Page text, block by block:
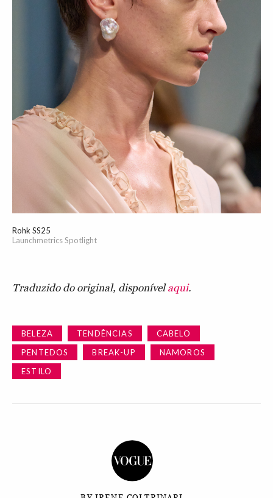
Rohk SS25
Launchmetrics Spotlight
Traduzido do original, disponívelaqui.
BELEZA TENDÊNCIAS
CABELO
PENTEDOS
BREAK-UP
NAMOROS
ESTILO